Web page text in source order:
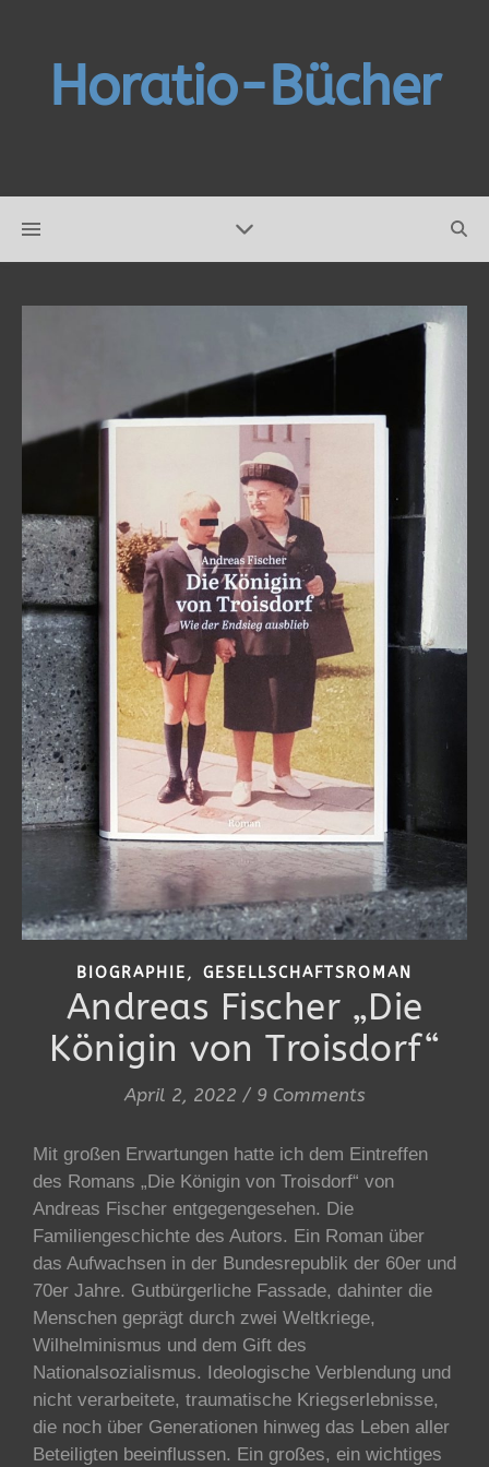
Horatio-Bücher
BIOGRAPHIE , GESELLSCHAFTSROMAN
Andreas Fischer „Die
Königin von Troisdorf“
April 2, 2022 / 9 Comments
Mit großen Erwartungen hatte ich dem Eintreffen
des Romans „Die Königin von Troisdorf“ von
Andreas Fischer entgegengesehen. Die
Familiengeschichte des Autors. Ein Roman über
das Aufwachsen in der Bundesrepublik der 60er und
70er Jahre. Gutbürgerliche Fassade, dahinter die
Menschen geprägt durch zwei Weltkriege,
Wilhelminismus und dem Gift des
Nationalsozialismus. Ideologische Verblendung und
nicht verarbeitete, traumatische Kriegserlebnisse,
die noch über Generationen hinweg das Leben aller
Beteiligten beeinflussen. Ein großes, ein wichtiges